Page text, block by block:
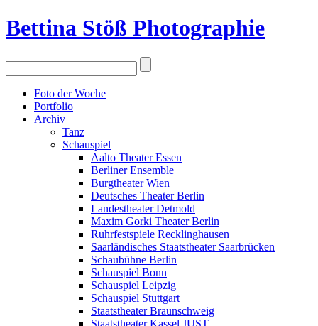
Bettina Stöß Photographie
Foto der Woche
Portfolio
Archiv
Tanz
Schauspiel
Aalto Theater Essen
Berliner Ensemble
Burgtheater Wien
Deutsches Theater Berlin
Landestheater Detmold
Maxim Gorki Theater Berlin
Ruhrfestspiele Recklinghausen
Saarländisches Staatstheater Saarbrücken
Schaubühne Berlin
Schauspiel Bonn
Schauspiel Leipzig
Schauspiel Stuttgart
Staatstheater Braunschweig
Staatstheater Kassel JUST